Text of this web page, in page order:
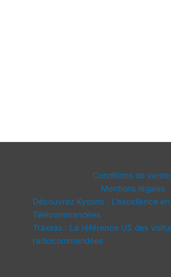
Conditions de
Mentions légales
Découvrez Kyosho : L’excellence
Télécommandées
Traxxas : La référence US des
radiocommandées